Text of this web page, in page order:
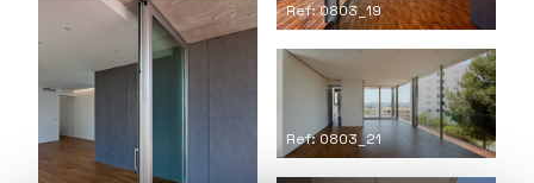
Ref: 0803_19
Ref: 0803_21